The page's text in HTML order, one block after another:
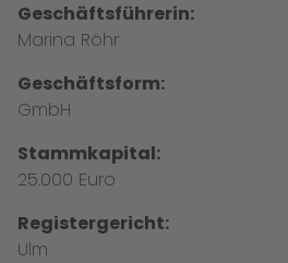
Geschäftsführerin:
Marina Röhr
Geschäftsform:
GmbH
Stammkapital:
25.000 Euro
Registergericht:
Ulm